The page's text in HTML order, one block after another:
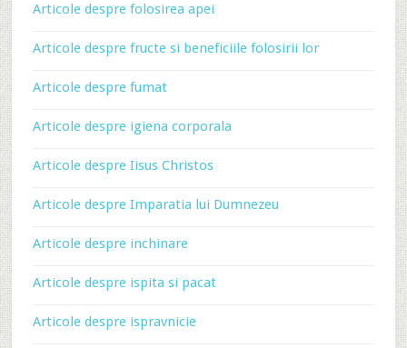
Articole despre folosirea apei
Articole despre fructe si beneficiile folosirii lor
Articole despre fumat
Articole despre igiena corporala
Articole despre Iisus Christos
Articole despre Imparatia lui Dumnezeu
Articole despre inchinare
Articole despre ispita si pacat
Articole despre ispravnicie